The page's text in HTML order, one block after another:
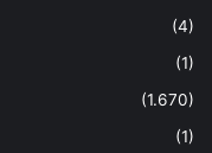
(4)
(1)
(1.670)
(1)